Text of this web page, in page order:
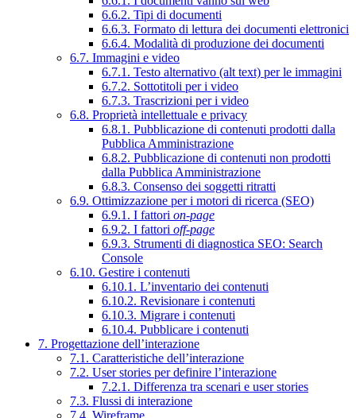
6.6.2. Tipi di documenti
6.6.3. Formato di lettura dei documenti elettronici
6.6.4. Modalità di produzione dei documenti
6.7. Immagini e video
6.7.1. Testo alternativo (alt text) per le immagini
6.7.2. Sottotitoli per i video
6.7.3. Trascrizioni per i video
6.8. Proprietà intellettuale e privacy
6.8.1. Pubblicazione di contenuti prodotti dalla
Pubblica Amministrazione
6.8.2. Pubblicazione di contenuti non prodotti
dalla Pubblica Amministrazione
6.8.3. Consenso dei soggetti ritratti
6.9. Ottimizzazione per i motori di ricerca (SEO)
6.9.1. I fattori on-page
6.9.2. I fattori off-page
6.9.3. Strumenti di diagnostica SEO: Search
Console
6.10. Gestire i contenuti
6.10.1. L’inventario dei contenuti
6.10.2. Revisionare i contenuti
6.10.3. Migrare i contenuti
6.10.4. Pubblicare i contenuti
7. Progettazione dell’interazione
7.1. Caratteristiche dell’interazione
7.2. User stories per definire l’interazione
7.2.1. Differenza tra scenari e user stories
7.3. Flussi di interazione
7.4. Wireframe